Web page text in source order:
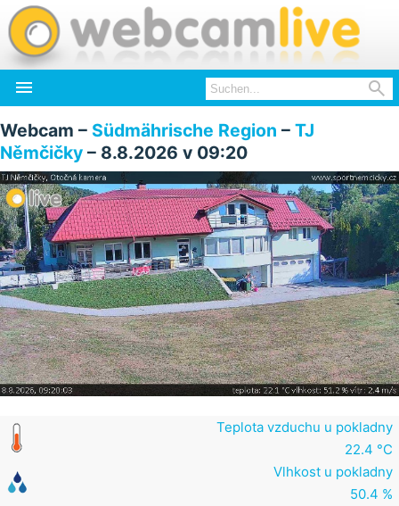
 
Webcam – Südmährische Region – TJ
Němčičky – 8.8.2026 v 09:20
Teplota vzduchu u pokladny
22.4 °C
Vlhkost u pokladny
50.4 %